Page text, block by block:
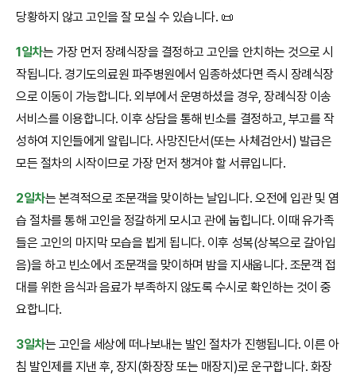
당황하지 않고 고인을 잘 모실 수 있습니다. 📜
1일차는 가장 먼저 장례식장을 결정하고 고인을 안치하는 것으로 시
작됩니다. 경기도의료원 파주병원에서 임종하셨다면 즉시 장례식장
으로 이동이 가능합니다. 외부에서 운명하셨을 경우, 장례식장 이송
서비스를 이용합니다. 이후 상담을 통해 빈소를 결정하고, 부고를 작
성하여 지인들에게 알립니다. 사망진단서(또는 사체검안서) 발급은
모든 절차의 시작이므로 가장 먼저 챙겨야 할 서류입니다.
2일차는 본격적으로 조문객을 맞이하는 날입니다. 오전에 입관 및 염
습 절차를 통해 고인을 정갈하게 모시고 관에 눕힙니다. 이때 유가족
들은 고인의 마지막 모습을 뵙게 됩니다. 이후 성복(상복으로 갈아입
음)을 하고 빈소에서 조문객을 맞이하며 밤을 지새웁니다. 조문객 접
대를 위한 음식과 음료가 부족하지 않도록 수시로 확인하는 것이 중
요합니다.
3일차는 고인을 세상에 떠나보내는 발인 절차가 진행됩니다. 이른 아
침 발인제를 지낸 후, 장지(화장장 또는 매장지)로 운구합니다. 화장